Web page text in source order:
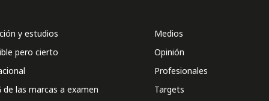
y estudios
pero cierto
de las marcas a examen
Medios
Opinión
Profesionales
Targets